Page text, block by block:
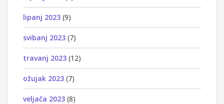
lipanj 2023 (9)
svibanj 2023 (7)
travanj 2023 (12)
ožujak 2023 (7)
veljača 2023 (8)